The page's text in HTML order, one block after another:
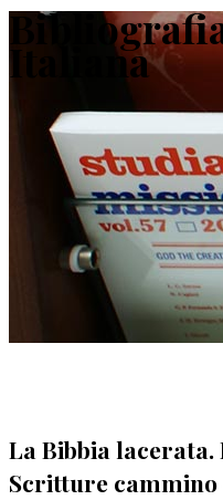
Italiana
La Bibbia
Scritture